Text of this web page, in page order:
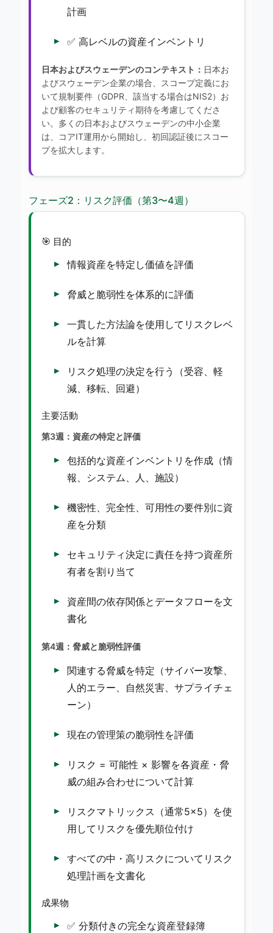
計画
✅ 高レベルの資産インベントリ
日本およびスウェーデンのコンテキスト： 日本お
よびスウェーデン企業の場合、スコープ定義にお
いて規制要件（GDPR、該当する場合はNIS2）お
よび顧客のセキュリティ期待を考慮してくださ
い。多くの日本およびスウェーデンの中小企業
は、コアIT運用から開始し、初回認証後にスコー
プを拡大します。
フェーズ2：リスク評価（第3〜4週）
🎯 目的
情報資産を特定し価値を評価
脅威と脆弱性を体系的に評価
一貫した方法論を使用してリスクレベ
ルを計算
リスク処理の決定を行う（受容、軽
減、移転、回避）
主要活動
第3週：資産の特定と評価
包括的な資産インベントリを作成（情
報、システム、人、施設）
機密性、完全性、可用性の要件別に資
産を分類
セキュリティ決定に責任を持つ資産所
有者を割り当て
資産間の依存関係とデータフローを文
書化
第4週：脅威と脆弱性評価
関連する脅威を特定（サイバー攻撃、
人的エラー、自然災害、サプライチェ
ーン）
現在の管理策の脆弱性を評価
リスク = 可能性 × 影響を各資産・脅
威の組み合わせについて計算
リスクマトリックス（通常5×5）を使
用してリスクを優先順位付け
すべての中・高リスクについてリスク
処理計画を文書化
成果物
✅ 分類付きの完全な資産登録簿